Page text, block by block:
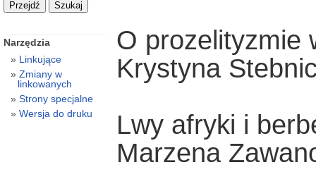
O prozelityzmie
Krystyna
Lwy afryki i
Marzena
Narzędzia
Linkujące
Zmiany w
linkowanych
Strony specjalne
Wersja do druku